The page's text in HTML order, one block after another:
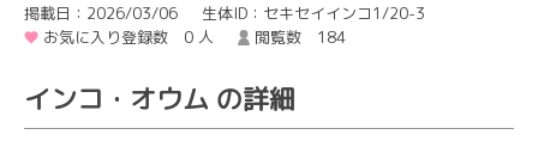
掲載日：2026/03/06
生体ID：セキセイインコ1/20-3
お気に入り登録数 0 人
閲覧数 184
インコ・オウム の詳細